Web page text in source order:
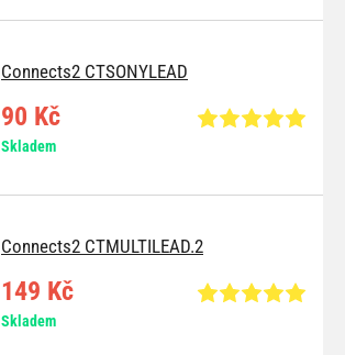
Connects2 CTSONYLEAD
90 Kč
Skladem
Connects2 CTMULTILEAD.2
149 Kč
Skladem